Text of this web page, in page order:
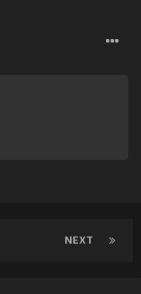
NEXT